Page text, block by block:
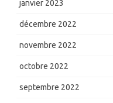
janvier 2023
décembre 2022
novembre 2022
octobre 2022
septembre 2022